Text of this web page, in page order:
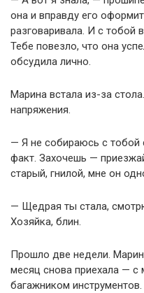
она и вправду его
разговаривала. И с тобой
Тебе повезло, что она
обсудила лично.
Марина встала из-за
напряжения.
— Я не собираюсь с тобой
факт. Захочешь —
старый, гнилой, мне он
— Щедрая ты стала,
Хозяйка, блин.
Прошло две недели.
месяц снова приехала —
багажником